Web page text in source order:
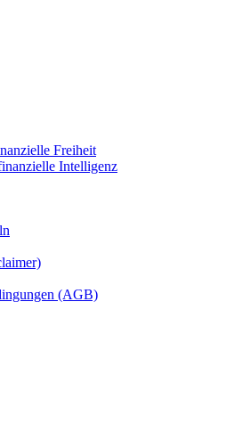
Freiheit
Intelligenz
(AGB)